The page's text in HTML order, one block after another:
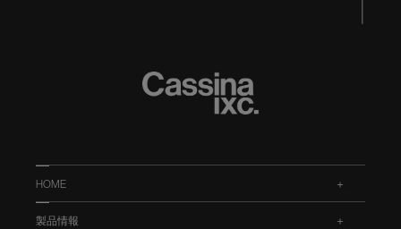
HOME
製品情報